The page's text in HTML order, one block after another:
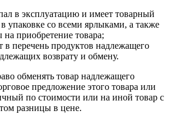
в эксплуатацию и имеет товарный
упаковке со всеми ярлыками, а также
на приобретение товара;
в перечень продуктов надлежащего
возврату и обмену.
обменять товар надлежащего
предложение этого товара или
по стоимости или на иной товар с
разницы в цене.